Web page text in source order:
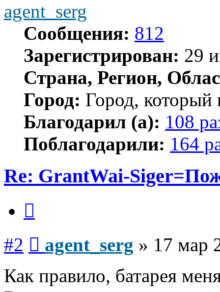
agent_serg
Сообщения: 812
Зарегистрирован: 29
Страна, Регион,
Город: Город, который
Благодарил (а): 108
Поблагодарили: 164
Re: GrantWai-
#2 agent_serg » 17 мар
Как правило, батарея